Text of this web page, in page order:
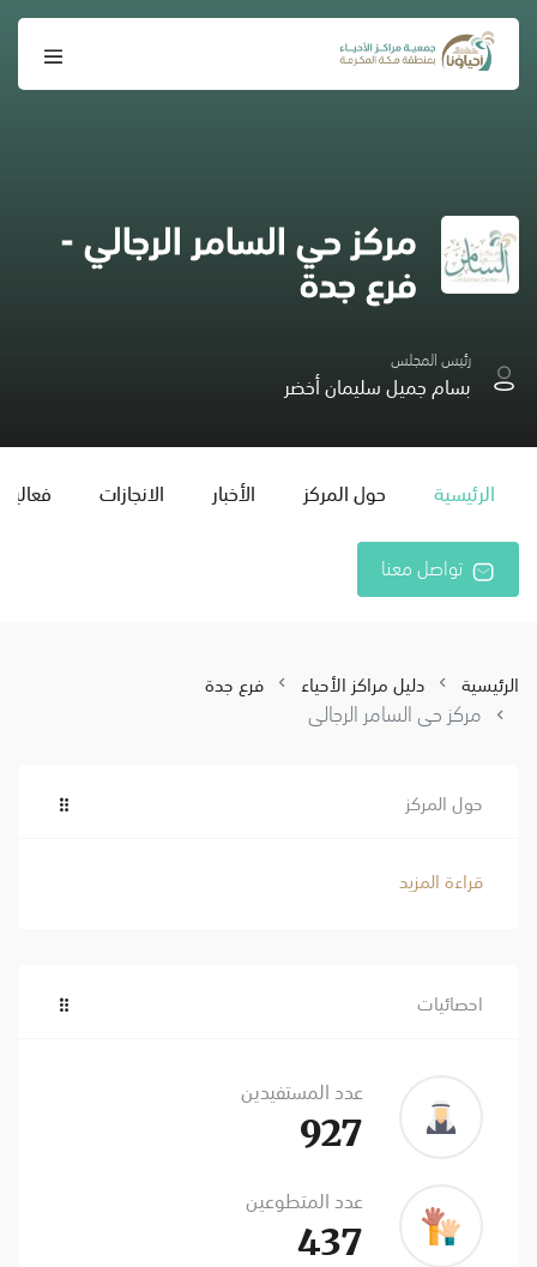
مركز حي السامر الرجالي -
فرع جدة
رئيس المجلس
بسام جميل سليمان أخضر
الرئيسية حول المركز الأخبار الانجازات
تواصل معنا
الرئيسية دليل مراكز الأحياء فرع جدة
مركز حي السامر الرجالي
حول المركز
قراءة المزيد
احصائيات
عدد المستفيدين
927
عدد المتطوعين
437